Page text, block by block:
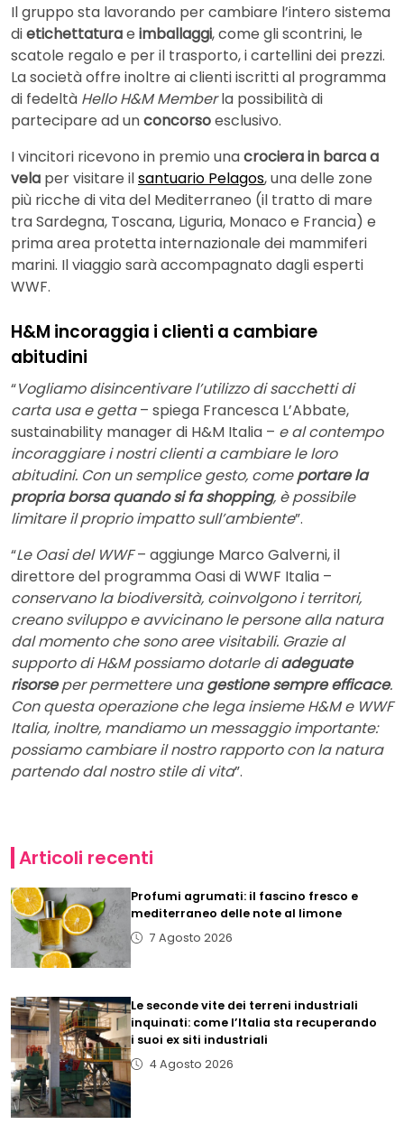
Il gruppo sta lavorando per cambiare l’intero sistema
dietichettaturae imballaggi, come gli scontrini, le
scatole regalo e per il trasporto, i cartellini dei prezzi.
La società offre inoltre ai clienti iscritti al programma
di fedeltà Hello H&M Memberla possibilità di
partecipare ad unconcorsoesclusivo.
I vincitori ricevono in premio unacrociera in barca a
vela per visitare ilsantuario Pelagos, una delle zone
più ricche di vita del Mediterraneo (il tratto di mare
tra Sardegna, Toscana, Liguria, Monaco e Francia) e
prima area protetta internazionale dei mammiferi
marini. Il viaggio sarà accompagnato dagli esperti
WWF.
H&M incoraggia i clienti a cambiare
abitudini
“Vogliamo disincentivare l’utilizzo di sacchetti di
carta usa e getta– spiega Francesca L’Abbate,
sustainability manager di H&M Italia – e al contempo
incoraggiare i nostri clienti a cambiare le loro
abitudini. Con un semplice gesto, comeportare la
propria borsa quando si fa shopping, è possibile
limitare il proprio impatto sull’ambiente”.
“Le Oasi del WWF– aggiunge Marco Galverni, il
direttore del programma Oasi di WWF Italia –
conservano la biodiversità, coinvolgono i territori,
creano sviluppo e avvicinano le persone alla natura
dal momento che sono aree visitabili. Grazie al
supporto di H&M possiamo dotarle diadeguate
risorseper permettere unagestione sempre efficace.
Con questa operazione che lega insieme H&M e WWF
Italia, inoltre, mandiamo un messaggio importante:
possiamo cambiare il nostro rapporto con la natura
partendo dal nostro stile di vita”.
Articoli recenti
Profumi agrumati: il fascino fresco e
mediterraneo delle note al limone
7 Agosto 2026
Le seconde vite dei terreni industriali
inquinati: come l’Italia sta recuperando
i suoi ex siti industriali
4 Agosto 2026